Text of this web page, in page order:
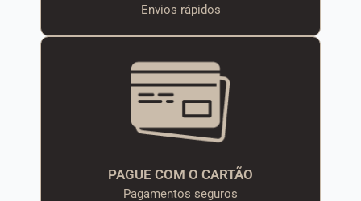
Envios rápidos
PAGUE COM O CARTÃO
Pagamentos seguros